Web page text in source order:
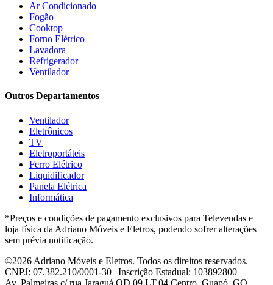
Gree(3)
Henn
Hot Sat
HP
JB BECHARA
Kaiki Móveis
KAMABEL
kasper
Kaza
Leifer
Lenoxx
Level(3)
LG(8)
Libell(6)
Linea brasil
Lopas(2)
Lukaliam(8)
Ar Condicionado
Fogão
Cooktop
Forno Elétrico
Lavadora
Refrigerador
Ventilador
Outros Departamentos
Ventilador
Eletrônicos
TV
Eletroportáteis
Ferro Elétrico
Liquidificador
Panela Elétrica
Informática
*Preços e condições de pagamento exclusivos para Televendas e
loja física da Adriano Móveis e Eletros, podendo sofrer alterações
sem prévia notificação.
©2026 Adriano Móveis e Eletros. Todos os direitos reservados.
CNPJ: 07.382.210/0001-30 | Inscrição Estadual: 103892800
Av. Palmeiras c/ rua Jaraguá QD.09 LT.04 Centro, Guapó, GO,